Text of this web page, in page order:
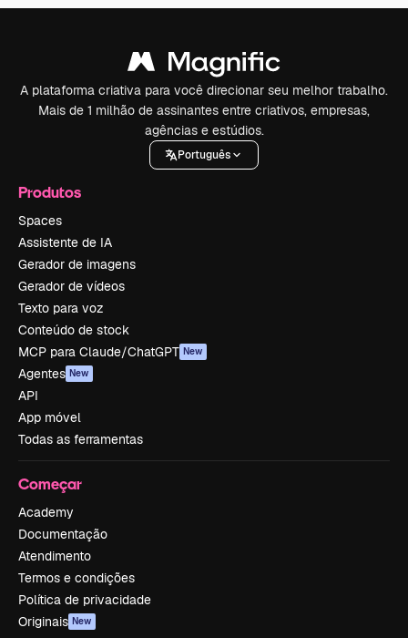
A plataforma criativa para você direcionar seu melhor trabalho.
Mais de 1 milhão de assinantes entre criativos, empresas,
agências e estúdios.
Português
Produtos
Spaces
Assistente de IA
Gerador de imagens
Gerador de vídeos
Texto para voz
Conteúdo de stock
MCP para Claude/ChatGPT New
Agentes New
API
App móvel
Todas as ferramentas
Começar
Academy
Documentação
Atendimento
Termos e condições
Política de privacidade
Originais New